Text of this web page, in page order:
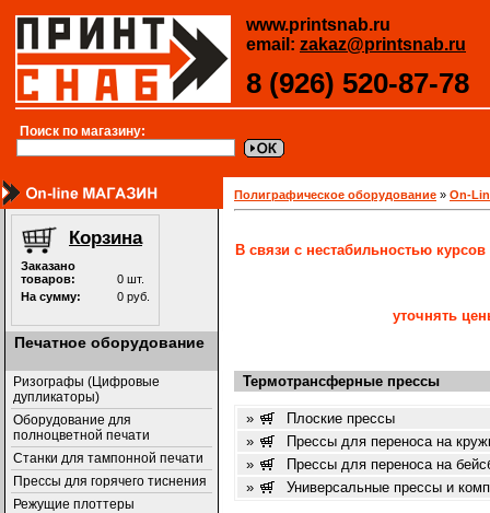
www.printsnab.ru
email: zakaz@printsnab.ru
8 (926) 520-87-78
Поиск по магазину:
Печатное оборудование
Ризографы (Цифровые
дупликаторы)
Оборудование для
полноцветной печати
Станки для тампонной печати
Прессы для горячего тиснения
Режущие плоттеры
Полиграфическое оборудование » On-
В связи с нестабильностью
уточнять
Термотрансферные прессы
»
Плоские прессы
»
Прессы для переноса на
»
Прессы для переноса на
»
Универсальные прессы и